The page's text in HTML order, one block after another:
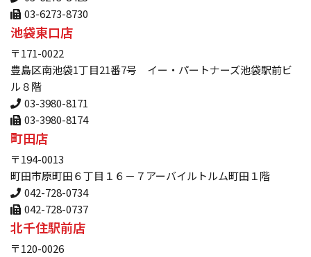
03-6273-8730
池袋東口店
〒171-0022
豊島区南池袋1丁目21番7号 イー・パートナーズ池袋駅前ビ
ル８階
03-3980-8171
03-3980-8174
町田店
〒194-0013
町田市原町田６丁目１６－７アーバイルトルム町田１階
042-728-0734
042-728-0737
北千住駅前店
〒120-0026